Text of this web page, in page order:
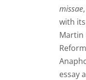
missae
with
Martin
essay